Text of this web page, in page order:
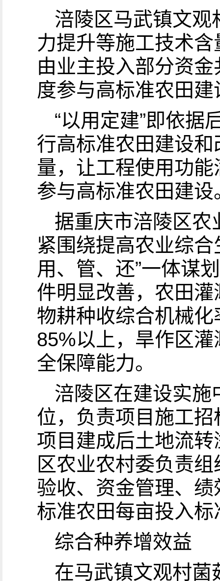
涪陵区马武镇文观
力提升等施工技术含
由业主投入部分资
度参与高标准农田建
“以用定建”即依据
行高标准农田建设
量，让工程使用功
参与高标准农田建设
据重庆市涪陵区农
紧围绕提高农业综
用、管、还”一体谋
件明显改善，农田
物耕种收综合机械
85%以上，旱作区
全保障能力。
涪陵区在建设实施
位，负责项目施工
项目建成后土地流
区农业农村委负责
验收、资金管理、
标准农田每亩投入
综合种养增效益
在马武镇文观村菌